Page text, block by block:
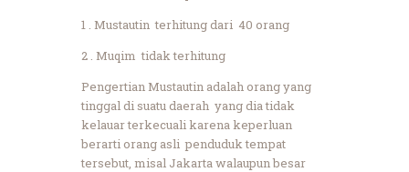
1 . Mustautin terhitung dari 40 orang
2 . Muqim tidak terhitung
Pengertian Mustautin adalah orang yang
tinggal di suatu daerah yang dia tidak
kelauar terkecuali karena keperluan
berarti orang asli penduduk tempat
tersebut, misal Jakarta walaupun besar